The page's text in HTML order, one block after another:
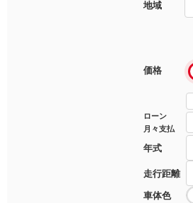
地域
価格
ローン
月々支払
年式
走行距離
車体色